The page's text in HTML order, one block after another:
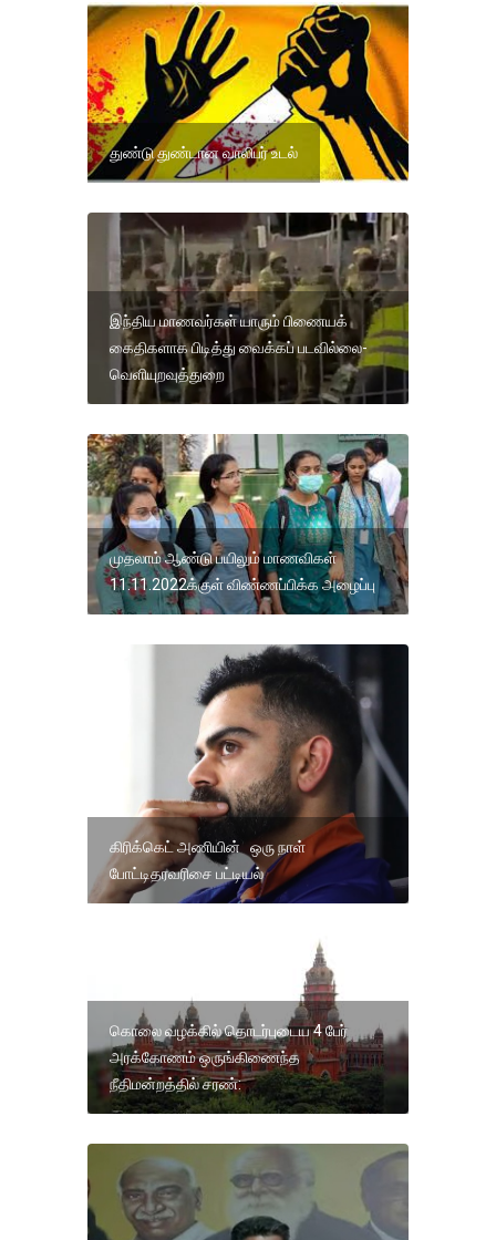
துண்டு துண்டான வாலிபர் உடல்
இந்திய மாணவர்கள் யாரும் பிணையக்
கைதிகளாக பிடித்து வைக்கப் படவில்லை-
வெளியுறவுத்துறை
முதலாம் ஆண்டு பயிலும் மாணவிகள்
11.11.2022க்குள் விண்ணப்பிக்க அழைப்பு
கிரிக்கெட் அணியின் ஒரு நாள்
போட்டிதரவரிசை பட்டியல்
கொலை வழக்கில் தொடர்புடைய 4 பேர்
அரக்கோணம் ஒருங்கிணைந்த
நீதிமன்றத்தில் சரண்: